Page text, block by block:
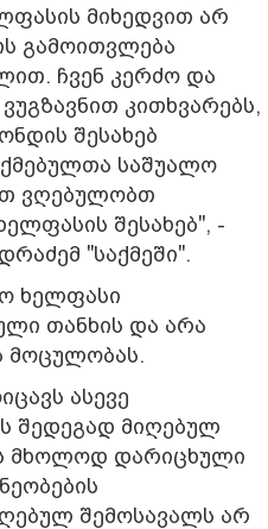
მიხედვით არ
გამოითვლება
ჩვენ კერძო და
კითხვარებს,
შესახებ
საშუალო
ვღებულობთ
შესახებ", -
"საქმეში".
ხელფასი
თანხის და არა
მოცულობას.
ასევე
შედეგად მიღებულ
მხოლოდ დარიცხული
შემოსავალს არ